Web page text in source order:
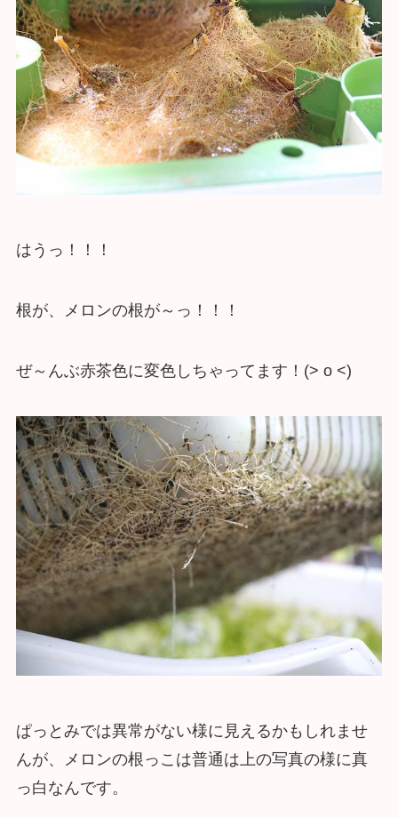
はうっ！！！
根が、メロンの根が～っ！！！
ぜ～んぶ赤茶色に変色しちゃってます！(> o <)
ぱっとみでは異常がない様に見えるかもしれませ
んが、メロンの根っこは普通は上の写真の様に真
っ白なんです。